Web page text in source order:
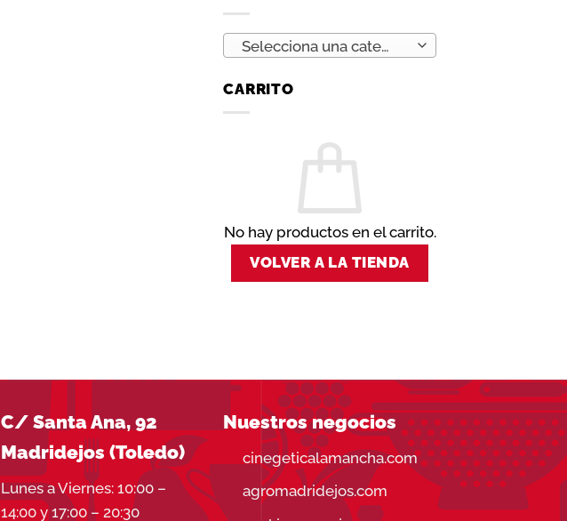
Selecciona una categoría
CARRITO
No hay productos en el carrito.
VOLVER A LA TIENDA
C/ Santa Ana, 92
Madridejos (Toledo)
Lunes a Viernes: 10:00 –
14:00 y 17:00 – 20:30
Nuestros negocios
cinegeticalamancha.com
agromadridejos.com